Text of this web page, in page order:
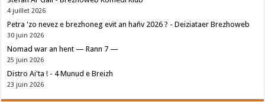
4 juillet 2026
Petra 'zo nevez e brezhoneg evit an hañv 2026 ? - Deiziataer Brezhoweb
30 juin 2026
Nomad war an hent — Rann 7 —
25 juin 2026
Distro Ai'ta ! - 4 Munud e Breizh
23 juin 2026